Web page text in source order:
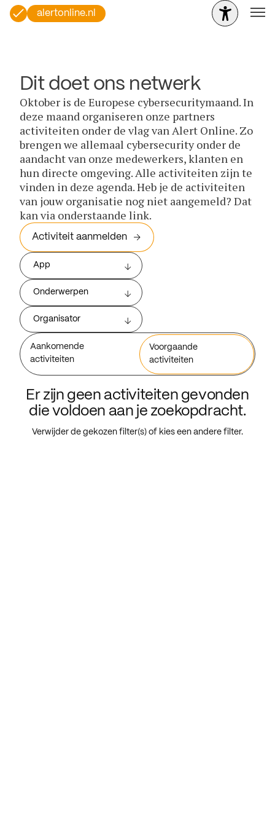
alertonline.nl
Dit doet ons netwerk
Oktober is de Europese cybersecuritymaand. In
deze maand organiseren onze partners
activiteiten onder de vlag van Alert Online. Zo
brengen we allemaal cybersecurity onder de
aandacht van onze medewerkers, klanten en
hun directe omgeving. Alle activiteiten zijn te
vinden in deze agenda. Heb je de activiteiten
van jouw organisatie nog niet aangemeld? Dat
kan via onderstaande link.
Activiteit aanmelden
App
Onderwerpen
Organisator
Aankomende
activiteiten
Voorgaande
activiteiten
Er zijn geen activiteiten gevonden
die voldoen aan je zoekopdracht.
Verwijder de gekozen filter(s) of kies een andere filter.